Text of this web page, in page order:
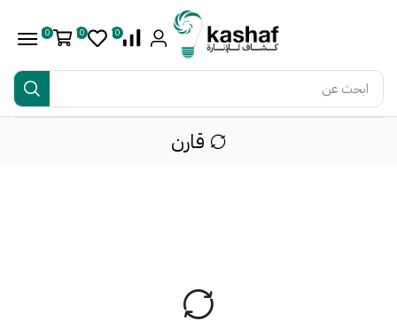
ابحث عن
0
0
0
قارن